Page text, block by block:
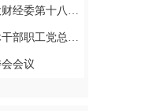
十八次全体会议
2025年度总结表彰大会
会议